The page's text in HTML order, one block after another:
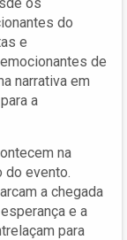
do
e
de
narrativa em
a
na
do evento.
a chegada
e a
para